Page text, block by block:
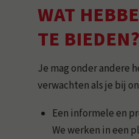
WAT
TE BIEDEN?
Je mag onder andere
verwachten als je bij
Een informele en
We werken in een